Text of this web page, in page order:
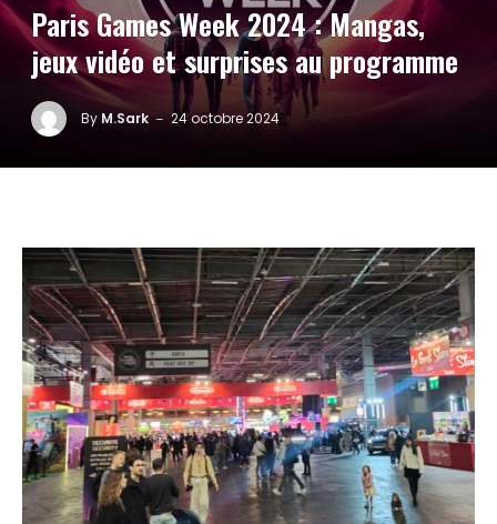
Paris Games Week 2024 : Mangas,
jeux vidéo et surprises au programme
By M.Sark 24 octobre 2024